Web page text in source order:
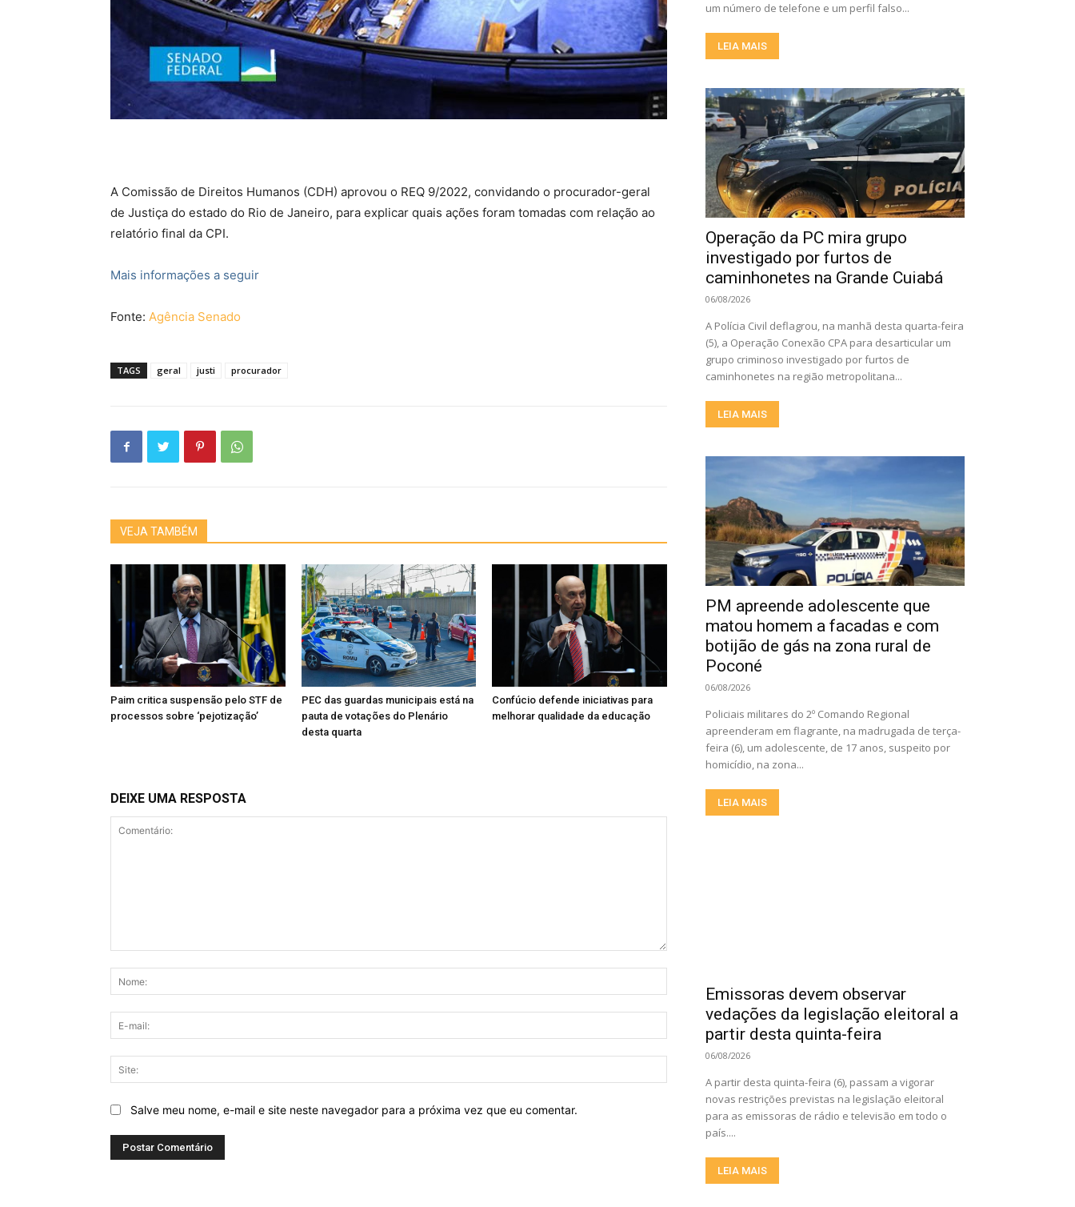
A Comissão de Direitos Humanos (CDH) aprovou o REQ 9/2022, convidando o procurador-geral
de Justiça do estado do Rio de Janeiro, para explicar quais ações foram tomadas com relação ao
relatório final da CPI.
Mais informações a seguir
Fonte: Agência Senado
TAGS geral justi procurador
VEJA TAMBÉM
Paim critica suspensão pelo STF de
processos sobre ‘pejotização’
PEC das guardas municipais está na
pauta de votações do Plenário
desta quarta
Confúcio defende iniciativas para
melhorar qualidade da educação
DEIXE UMA RESPOSTA
mail:
Salve meu nome, e-mail e site neste navegador para a próxima vez que eu comentar.
um número de telefone e um perfil falso...
LEIA MAIS
Operação da PC mira grupo
investigado por furtos de
caminhonetes na Grande Cuiabá
06/08/2026
A Polícia Civil deflagrou, na manhã desta quarta-feira
(5), a Operação Conexão CPA para desarticular um
grupo criminoso investigado por furtos de
caminhonetes na região metropolitana...
LEIA MAIS
PM apreende adolescente que
matou homem a facadas e com
botijão de gás na zona rural de
Poconé
06/08/2026
Policiais militares do 2º Comando Regional
apreenderam em flagrante, na madrugada de terça-
feira (6), um adolescente, de 17 anos, suspeito por
homicídio, na zona...
LEIA MAIS
Emissoras devem observar
vedações da legislação eleitoral a
partir desta quinta-feira
06/08/2026
A partir desta quinta-feira (6), passam a vigorar
novas restrições previstas na legislação eleitoral
para as emissoras de rádio e televisão em todo o
país....
LEIA MAIS